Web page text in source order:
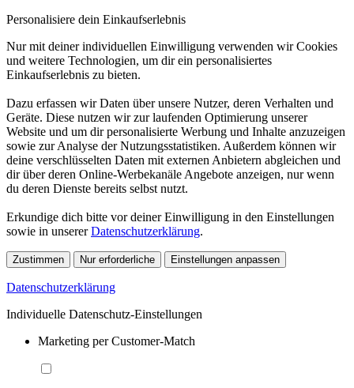
Personalisiere dein Einkaufserlebnis
Nur mit deiner individuellen Einwilligung verwenden wir Cookies
und weitere Technologien, um dir ein personalisiertes
Einkaufserlebnis zu bieten.
Dazu erfassen wir Daten über unsere Nutzer, deren Verhalten und
Geräte. Diese nutzen wir zur laufenden Optimierung unserer
Website und um dir personalisierte Werbung und Inhalte anzuzeigen
sowie zur Analyse der Nutzungsstatistiken. Außerdem können wir
deine verschlüsselten Daten mit externen Anbietern abgleichen und
dir über deren Online-Werbekanäle Angebote anzeigen, nur wenn
du deren Dienste bereits selbst nutzt.
Erkundige dich bitte vor deiner Einwilligung in den Einstellungen
sowie in unsererDatenschutzerklärung.
Zustimmen Nur erforderliche Einstellungen anpassen
Datenschutzerklärung
Individuelle Datenschutz-Einstellungen
Marketing per Customer-Match